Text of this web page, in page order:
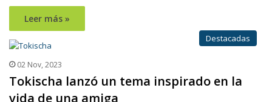
Leer más »
Destacadas
02 Nov, 2023
Tokischa lanzó un tema inspirado en la
vida de una amiga